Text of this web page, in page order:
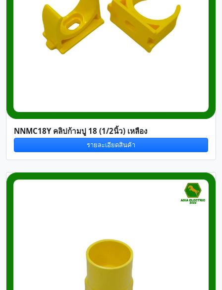
NNMC18Y คลิปก้ามปู 18 (1/2นิ้ว) เหลือง
รายละเอียดสินค้า